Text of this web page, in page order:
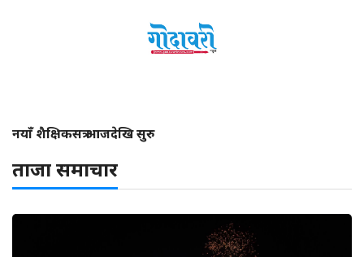
नयाँ शैक्षिकसत्र आजदेखि सुरु
ताजा समाचार